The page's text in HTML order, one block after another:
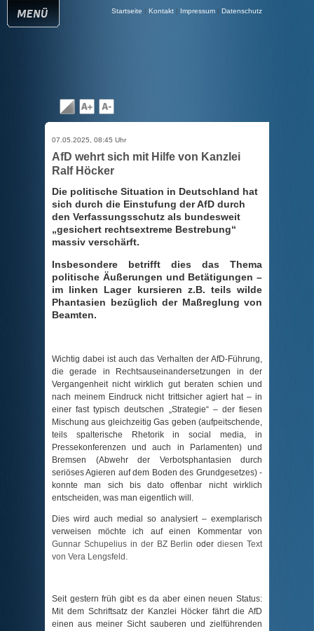
Startseite | Kontakt | Impressum | Datenschutz
07.05.2025, 08:45 Uhr
AfD wehrt sich mit Hilfe von Kanzlei
Ralf Höcker
Die politische Situation in Deutschland hat
sich durch die Einstufung der AfD durch
den Verfassungsschutz als bundesweit
gesichert rechtsextreme Bestrebung“
massiv verschärft.
Insbesondere betrifft dies das Thema
politische Äußerungen und Betätigungen –
im linken Lager kursieren z.B. teils wilde
Phantasien bezüglich der Maßreglung von
Beamten.
Wichtig dabei ist auch das Verhalten der AfD-Führung,
die gerade in Rechtsauseinandersetzungen in der
Vergangenheit nicht wirklich gut beraten schien und
nach meinem Eindruck nicht trittsicher agiert hat – in
einer fast typisch deutschen „Strategie“ – der fiesen
Mischung aus gleichzeitig Gas geben (aufpeitschende,
teils spalterische Rhetorik in social media, in
Pressekonferenzen und auch in Parlamenten) und
Bremsen (Abwehr der Verbotsphantasien durch
seriöses Agieren auf dem Boden des Grundgesetzes) -
konnte man sich bis dato offenbar nicht wirklich
entscheiden, was man eigentlich will.
Dies wird auch medial so analysiert – exemplarisch
verweisen möchte ich auf einen Kommentar von
Gunnar Schupelius in der BZ Berlin oderdiesen Text
von Vera Lengsfeld .
Seit gestern früh gibt es da aber einen neuen Status:
Mit dem Schriftsatz der Kanzlei Höcker fährt die AfD
einen aus meiner Sicht sauberen und zielführenden